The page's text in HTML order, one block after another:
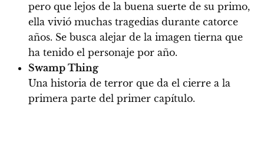
pero que lejos de la buena suerte de su primo,
ella vivió muchas tragedias durante catorce
años. Se busca alejar de la imagen tierna que
ha tenido el personaje por año.
Swamp Thing
Una historia de terror que da el cierre a la
primera parte del primer capítulo.